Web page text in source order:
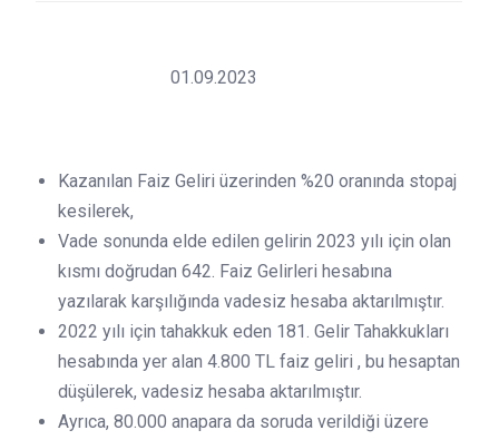
01.09.2023
Kazanılan Faiz Geliri üzerinden %20 oranında stopaj
kesilerek,
Vade sonunda elde edilen gelirin 2023 yılı için olan
kısmı doğrudan 642. Faiz Gelirleri hesabına
yazılarak karşılığında vadesiz hesaba aktarılmıştır.
2022 yılı için tahakkuk eden 181. Gelir Tahakkukları
hesabında yer alan 4.800 TL faiz geliri , bu hesaptan
düşülerek, vadesiz hesaba aktarılmıştır.
Ayrıca, 80.000 anapara da soruda verildiği üzere